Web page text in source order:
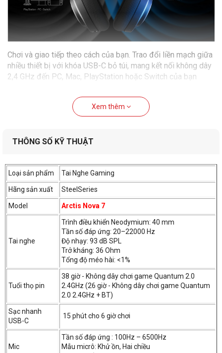
Chơi và giao tiếp theo cách của bạn. Trao đổi liền mạch giữa
nhiều thiết bị với khóa USB-C bỏ túi, mang kết nối không dây
2,4 GHz đến PC, Mac, PlayStation hoặc Switch của bạn
Hệ thống âm thanh mới
Thách thức nhận thức của bạn về tai nghe chơi game với Hệ
thống âm thanh Nova tốt nhất trong lớp, với Trình điều khiển
độ trung thực cao được thiết kế tùy chỉnh, mạnh mẽ. Các nốt
Xem thêm
THÔNG SỐ KỸ THUẬT
Loại sản phẩm Tai Nghe Gaming
Hãng sản xuất SteelSeries
Model Arctis Nova 7
Tai nghe
Trình điều khiển Neodymium: 40 mm
Tần số đáp ứng: 20–22000 Hz
Độ nhạy: 93 dB SPL
Trở kháng: 36 Ohm
Tổng độ méo hài: <1%
Tuổi thọ pin
38 giờ - Không dây chơi game Quantum 2.0
2.4GHz (26 giờ - Không dây chơi game Quantum
2.0 2.4GHz + BT)
Sạc nhanh
USB-C
15 phút cho 6 giờ chơi
Mic
Tần số đáp ứng : 100Hz – 6500Hz
Mẫu micrô: Khử ồn, Hai chiều